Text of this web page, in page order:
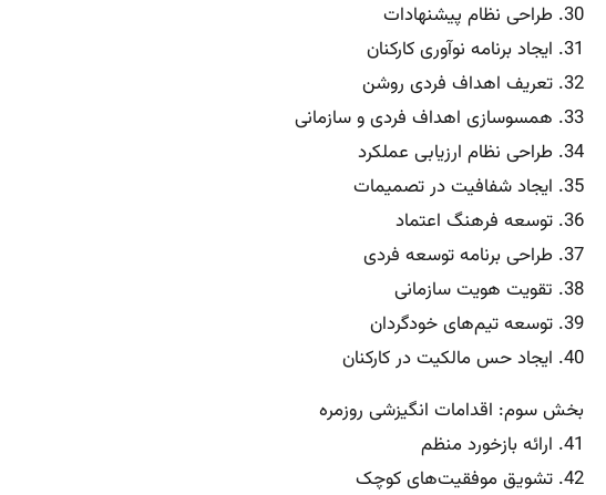
30. طراحی نظام پیشنهادات
31. ایجاد برنامه نوآوری کارکنان
32. تعریف اهداف فردی روشن
33. همسوسازی اهداف فردی و سازمانی
34. طراحی نظام ارزیابی عملکرد
35. ایجاد شفافیت در تصمیمات
36. توسعه فرهنگ اعتماد
37. طراحی برنامه توسعه فردی
38. تقویت هویت سازمانی
39. توسعه تیم‌های خودگردان
40. ایجاد حس مالکیت در کارکنان
بخش سوم: اقدامات انگیزشی روزمره
41. ارائه بازخورد منظم
42. تشویق موفقیت‌های کوچک